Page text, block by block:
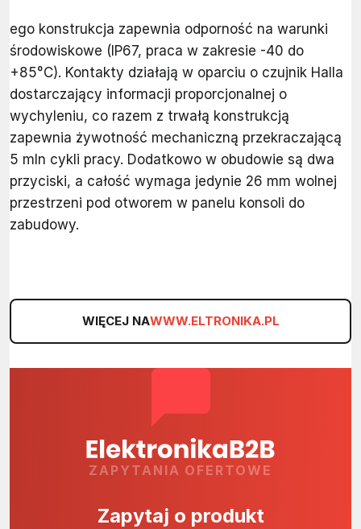
ego konstrukcja zapewnia odporność na warunki
środowiskowe (IP67, praca w zakresie -40 do
+85°C). Kontakty działają w oparciu o czujnik Halla
dostarczający informacji proporcjonalnej o
wychyleniu, co razem z trwałą konstrukcją
zapewnia żywotność mechaniczną przekraczającą
5 mln cykli pracy. Dodatkowo w obudowie są dwa
przyciski, a całość wymaga jedynie 26 mm wolnej
przestrzeni pod otworem w panelu konsoli do
zabudowy.
WIĘCEJ NAWWW.ELTRONIKA.PL
ZAPYTANIA OFERTOWE
Zapytaj o produkt